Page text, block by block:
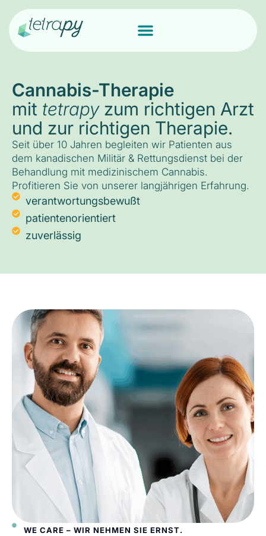
Cannabis-Therapie
mit tetrapyzum richtigen Arzt
und zur richtigen Therapie.
Seit über 10 Jahren begleiten wir Patienten aus
dem kanadischen Militär & Rettungsdienst bei der
Behandlung mit medizinischem Cannabis.
Profitieren Sie von unserer langjährigen Erfahrung.
verantwortungsbewußt
patientenorientiert
zuverlässig
WE CARE – WIR NEHMEN SIE ERNST.